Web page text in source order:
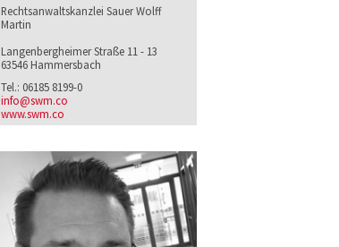
Rechtsanwaltskanzlei Sauer Wolff
Martin
Langenbergheimer Straße 11 - 13
63546 Hammersbach
Tel.: 06185 8199-0
info@swm.co
www.swm.co